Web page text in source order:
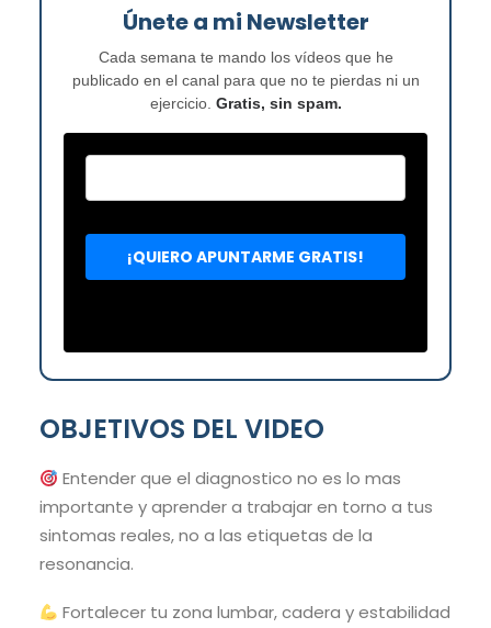
Únete a mi Newsletter
Cada semana te mando los vídeos que he
publicado en el canal para que no te pierdas ni un
ejercicio. Gratis, sin spam.
OBJETIVOS DEL VIDEO
Entender que el diagnostico no es lo mas
importante y aprender a trabajar en torno a tus
sintomas reales, no a las etiquetas de la
resonancia.
Fortalecer tu zona lumbar, cadera y estabilidad